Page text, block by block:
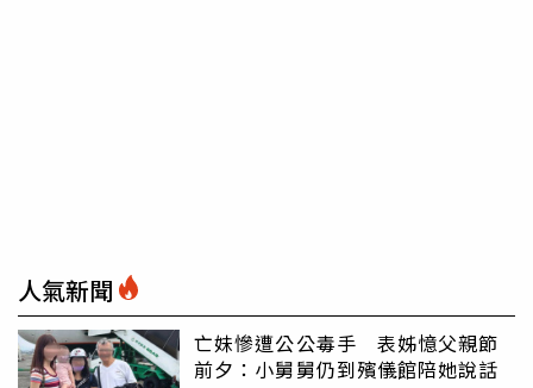
人氣新聞
亡妹慘遭公公毒手 表姊憶父親節
前夕：小舅舅仍到殯儀館陪她說話